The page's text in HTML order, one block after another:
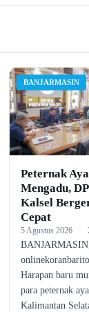
BANJARMASIN
Peternak
Mengadu,
Kalsel
Cepat
5 Agustus 2026 ·
Harapan baru
para peternak
Kalimantan